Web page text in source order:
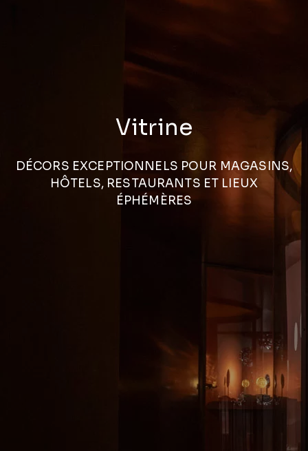
Vitrine
DÉCORS EXCEPTIONNELS POUR MAGASINS,
HÔTELS, RESTAURANTS ET LIEUX
ÉPHÉMÈRES